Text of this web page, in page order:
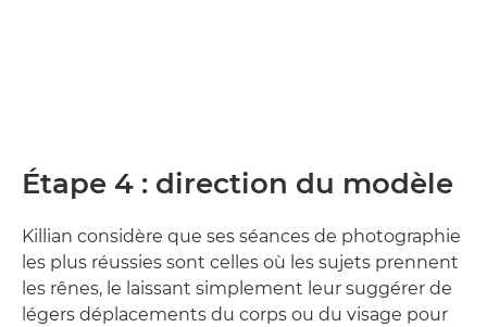
Étape 4 : direction du modèle
Killian considère que ses séances de photographie
les plus réussies sont celles où les sujets prennent
les rênes, le laissant simplement leur suggérer de
légers déplacements du corps ou du visage pour